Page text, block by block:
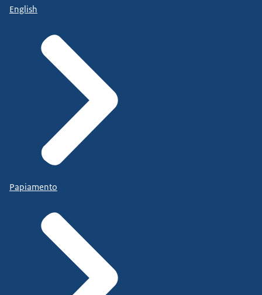
English
Papiamento